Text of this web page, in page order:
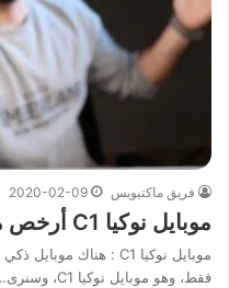
فريق ماكتيوبس 2020-02-09
موبايل نوكيا C1 أرخص موبايل ذكي في العالم
فقط، وهو موبايل نوكيا C1، وسنرى…